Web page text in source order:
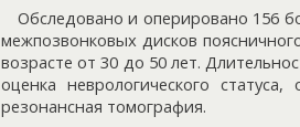
Обследовано и оперировано 156
межпозвонковых дисков
возрасте от 30 до 50 лет.
оценка неврологического
резонансная томография.